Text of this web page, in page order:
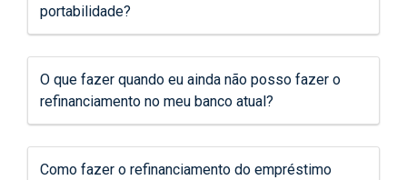
portabilidade?
O que fazer quando eu ainda não posso fazer o
refinanciamento no meu banco atual?
Como fazer o refinanciamento do empréstimo